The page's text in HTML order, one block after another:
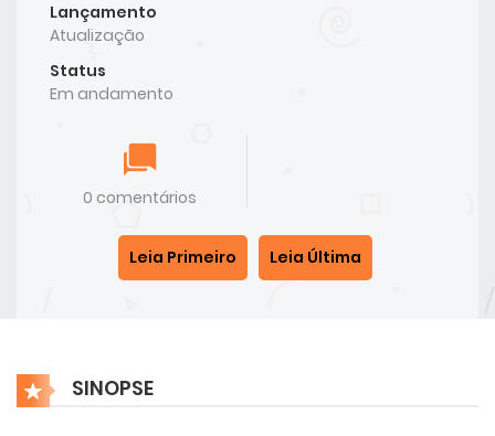
Lançamento
Atualização
Status
Em andamento
0 comentários
Leia Primeiro Leia Última
SINOPSE